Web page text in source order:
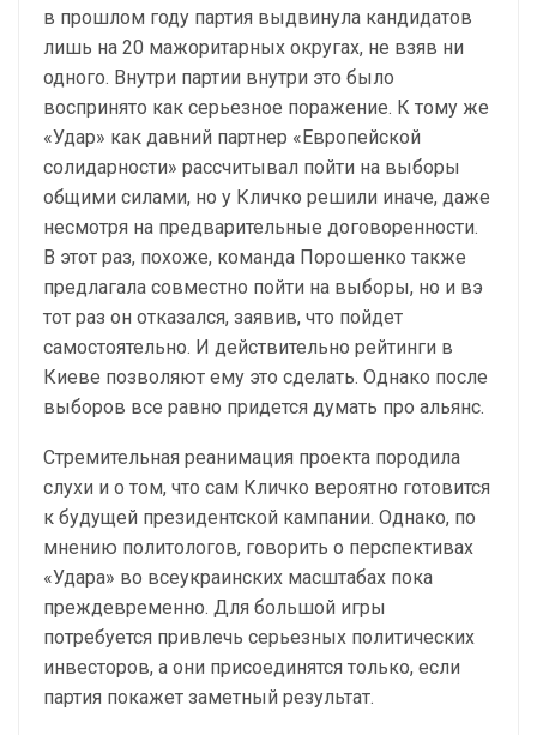
в прошлом году партия выдвинула кандидатов
лишь на 20 мажоритарных округах, не взяв ни
одного. Внутри партии внутри это было
воспринято как серьезное поражение. К тому же
«Удар» как давний партнер «Европейской
солидарности» рассчитывал пойти на выборы
общими силами, но у Кличко решили иначе, даже
несмотря на предварительные договоренности.
В этот раз, похоже, команда Порошенко также
предлагала совместно пойти на выборы, но и вэ
тот раз он отказался, заявив, что пойдет
самостоятельно. И действительно рейтинги в
Киеве позволяют ему это сделать. Однако после
выборов все равно придется думать про альянс.
Стремительная реанимация проекта породила
слухи и о том, что сам Кличко вероятно готовится
к будущей президентской кампании. Однако, по
мнению политологов, говорить о перспективах
«Удара» во всеукраинских масштабах пока
преждевременно. Для большой игры
потребуется привлечь серьезных политических
инвесторов, а они присоединятся только, если
партия покажет заметный результат.